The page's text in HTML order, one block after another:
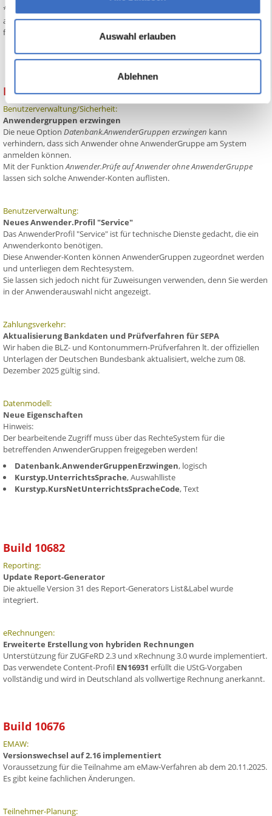
Auswahl erlauben
Ablehnen
*Achtung: Durch diese Änderung wird der lokale Datenobjekt-Cache neu
aufgebaut, was initial zu einer kurzzeitigen Belastung der Performance
führt
Build 10685
Benutzerverwaltung/Sicherheit:
Anwendergruppen erzwingen
Die neue Option Datenbank.AnwenderGruppen erzwingen kann
verhindern, dass sich Anwender ohne AnwenderGruppe am System
anmelden können.
Mit der FunktionAnwender.Prüfe auf Anwender ohne AnwenderGruppe
lassen sich solche Anwender-Konten auflisten.
Benutzerverwaltung:
Neues Anwender.Profil "Service"
Das AnwenderProfil "Service" ist für technische Dienste gedacht, die ein
Anwenderkonto benötigen.
Diese Anwender-Konten können AnwenderGruppen zugeordnet werden
und unterliegen dem Rechtesystem.
Sie lassen sich jedoch nicht für Zuweisungen verwenden, denn Sie werden
in der Anwenderauswahl nicht angezeigt.
Zahlungsverkehr:
Aktualisierung Bankdaten und Prüfverfahren für SEPA
Wir haben die BLZ- und Kontonummern-Prüfverfahren lt. der offiziellen
Unterlagen der Deutschen Bundesbank aktualisiert, welche zum 08.
Dezember 2025 gültig sind.
Datenmodell:
Neue Eigenschaften
Hinweis:
Der bearbeitende Zugriff muss über das RechteSystem für die
betreffenden AnwenderGruppen freigegeben werden!
Datenbank.AnwenderGruppenErzwingen, logisch
Kurstyp.UnterrichtsSprache, Auswahlliste
Kurstyp.KursNetUnterrichtsSpracheCode, Text
Build 10682
Reporting:
Update Report-Generator
Die aktuelle Version 31 des Report-Generators List&Label wurde
integriert.
eRechnungen:
Erweiterte Erstellung von hybriden Rechnungen
Unterstützung für ZUGFeRD 2.3 und xRechnung 3.0 wurde implementiert.
Das verwendete Content-Profil EN16931 erfüllt die UStG-Vorgaben
vollständig und wird in Deutschland als vollwertige Rechnung anerkannt.
Build 10676
EMAW:
Versionswechsel auf 2.16 implementiert
Voraussetzung für die Teilnahme am eMaw-Verfahren ab dem 20.11.2025.
Es gibt keine fachlichen Änderungen.
Teilnehmer-Planung: